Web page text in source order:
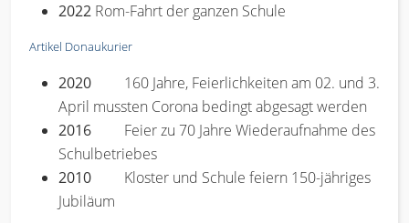
2022 Rom-Fahrt der ganzen Schule
Artikel Donaukurier
2020
160 Jahre, Feierlichkeiten am 02. und 3.
April mussten Corona bedingt abgesagt werden
2016 Feier zu 70 Jahre Wiederaufnahme des
Schulbetriebes
2010 Kloster und Schule feiern 150-jähriges
Jubiläum